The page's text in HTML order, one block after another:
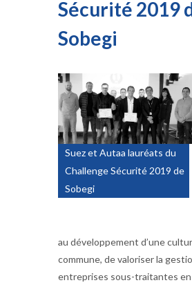
Sécurité 2019
Sobegi
Suez et Autaa lauréats du
Challenge Sécurité 2019 de
Sobegi
au développement d’une
commune, de valoriser la
entreprises sous-traitantes